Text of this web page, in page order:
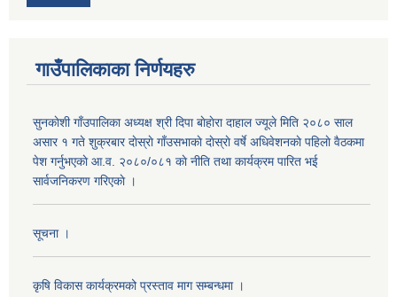
गाउँपालिकाका निर्णयहरु
सुनकाेशी गाँउपालिका अध्यक्ष श्री दिपा बाेहाेरा दाहाल ज्यूले मिति २०८० साल
असार १ गते शुक्रबार दाेस्राे गाँउसभाकाे दाेस्राे वर्षे अधिवेशनकाे पहिलाे वैठकमा
पेश गर्नुभएकाे आ.व. २०८०/०८१ काे नीति तथा कार्यक्रम पारित भई
सार्वजनिकरण गरिएकाे ।
सूचना ।
कृषि विकास कार्यक्रमको प्रस्ताव माग सम्बन्धमा ।